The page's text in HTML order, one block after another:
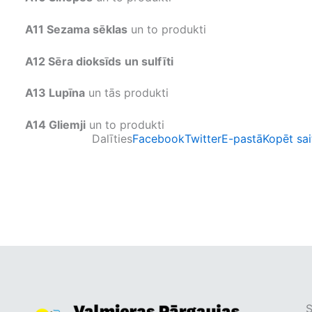
A11 Sezama sēklas un to produkti
A12 Sēra dioksīds un sulfīti
A13 Lupīna un tās produkti
A14 Gliemji un to produkti
DalītiesFacebookTwitterE-pastāKopēt